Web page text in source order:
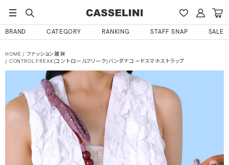
BRAND CATEGORY RANKING STAFF SNAP SALE
HOME
ファッション雑貨
CONTROL FREAK(コントロールフリーク)バンダナコードスマホストラップ